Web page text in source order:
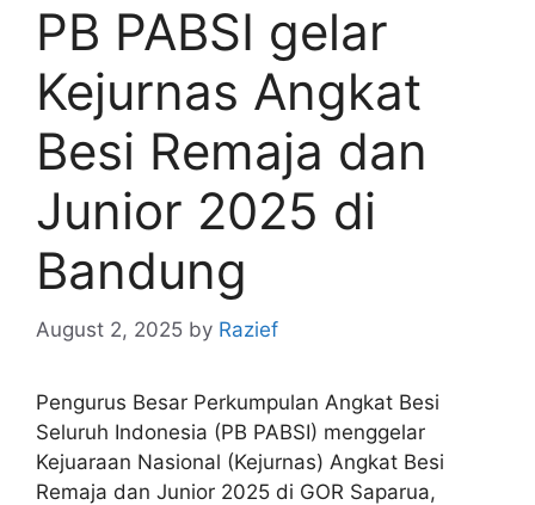
PB PABSI gelar
Kejurnas Angkat
Besi Remaja dan
Junior 2025 di
Bandung
August 2, 2025 by Razief
Pengurus Besar Perkumpulan Angkat Besi
Seluruh Indonesia (PB PABSI) menggelar
Kejuaraan Nasional (Kejurnas) Angkat Besi
Remaja dan Junior 2025 di GOR Saparua,